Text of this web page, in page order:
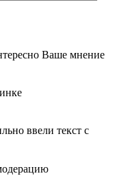
Ваше мнение
ввели текст с